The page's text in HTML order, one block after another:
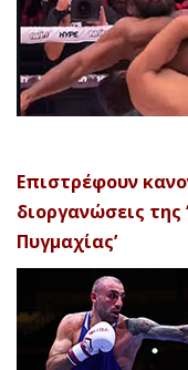
Επιστρέφουν
διοργανώσεις
Πυγμαχίας’